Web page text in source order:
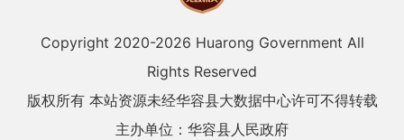
Copyright 2020-2026 Huarong Government All
Rights Reserved
版权所有 本站资源未经华容县大数据中心许可不得转载
主办单位：华容县人民政府